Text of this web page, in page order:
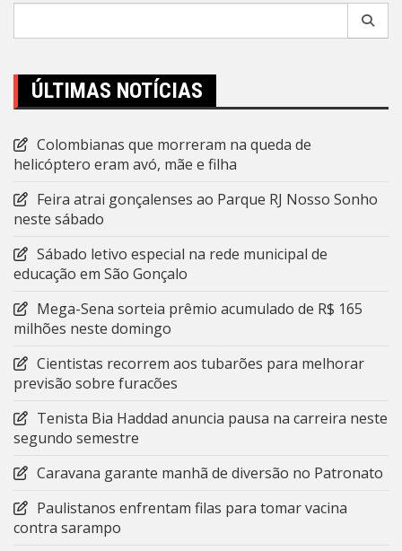
ÚLTIMAS NOTÍCIAS
Colombianas que morreram na queda de
helicóptero eram avó, mãe e filha
Feira atrai gonçalenses ao Parque RJ Nosso Sonho
neste sábado
Sábado letivo especial na rede municipal de
educação em São Gonçalo
Mega-Sena sorteia prêmio acumulado de R$ 165
milhões neste domingo
Cientistas recorrem aos tubarões para melhorar
previsão sobre furacões
Tenista Bia Haddad anuncia pausa na carreira neste
segundo semestre
Caravana garante manhã de diversão no Patronato
Paulistanos enfrentam filas para tomar vacina
contra sarampo